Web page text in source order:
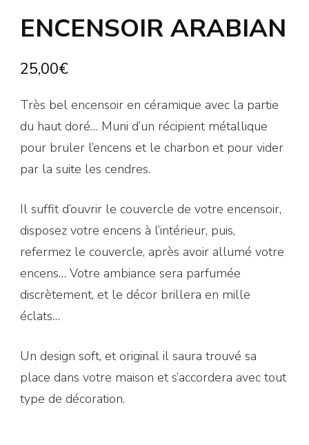
ENCENSOIR ARABIAN
25,00€
Très bel encensoir en céramique avec la partie
du haut doré… Muni d’un récipient métallique
pour bruler l’encens et le charbon et pour vider
par la suite les cendres.
Il suffit d’ouvrir le couvercle de votre encensoir,
disposez votre encens à l’intérieur, puis,
refermez le couvercle, après avoir allumé votre
encens… Votre ambiance sera parfumée
discrètement, et le décor brillera en mille
éclats…
Un design soft, et original il saura trouvé sa
place dans votre maison et s’accordera avec tout
type de décoration.